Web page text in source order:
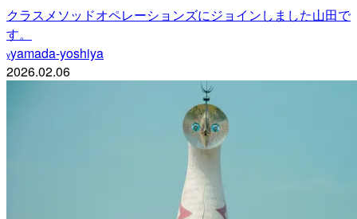
クラスメソッドオペレーションズにジョインしました山田で
す。
yyamada-yoshiya
2026.02.06